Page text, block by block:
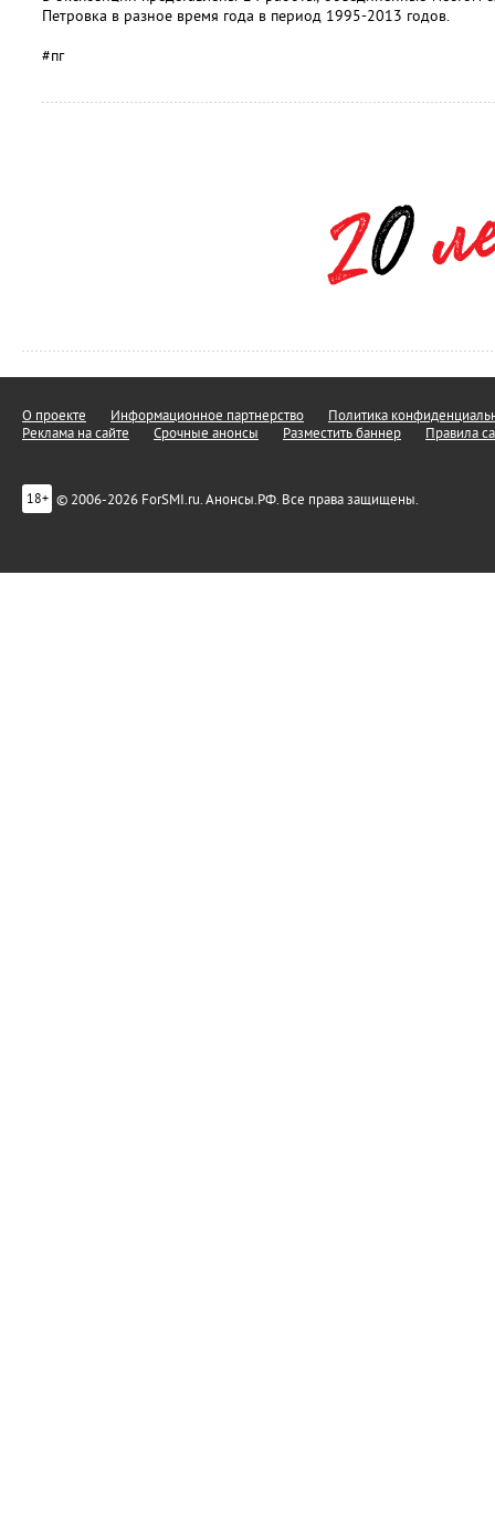
Петровка в разное время года в период 1995-2013 годов.
#пг
О проекте Информационное партнерство
Политика
Реклама на сайте
Срочные анонсы Разместить баннер Правила
18+ © 2006-2026 ForSMI.ru. Анонсы.РФ. Все права защищены.